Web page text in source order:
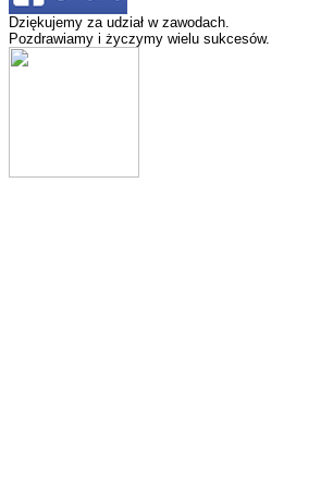
Dziękujemy za udział w zawodach.
Pozdrawiamy i życzymy wielu sukcesów.